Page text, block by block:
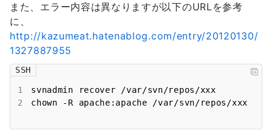
また、エラー内容は異なりますが以下のURLを参考
に、
http://kazumeat.hatenablog.com/entry/20120130/
1327887955
SSH
1
2
chown -R apache:apache /var/svn/repos/xxx